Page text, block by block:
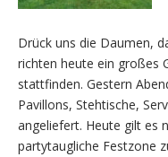
Drück uns die Daumen,
richten heute ein großes
stattfinden. Gestern
Pavillons, Stehtische,
angeliefert. Heute gilt es
partytaugliche Festzone